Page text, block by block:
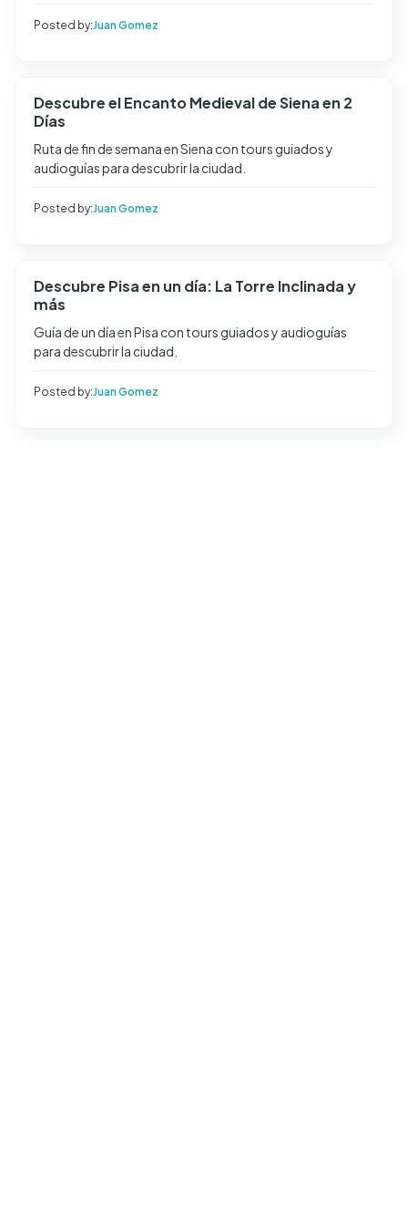
Posted by:Juan Gomez
Descubre el Encanto Medieval de Siena en 2
Días
Ruta de fin de semana en Siena con tours guiados y
audioguías para descubrir la ciudad.
Posted by:Juan Gomez
Descubre Pisa en un día: La Torre Inclinada y
más
Guía de un día en Pisa con tours guiados y audioguías
para descubrir la ciudad.
Posted by:Juan Gomez